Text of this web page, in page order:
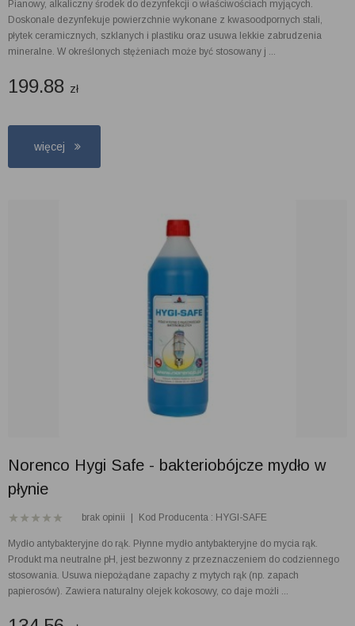
Pianowy, alkaliczny środek do dezynfekcji o właściwościach myjących.
Doskonale dezynfekuje powierzchnie wykonane z kwasoodpornych stali,
płytek ceramicznych, szklanych i plastiku oraz usuwa lekkie zabrudzenia
mineralne. W określonych stężeniach może być stosowany j ...
199.88 zł
więcej
Norenco Hygi Safe - bakteriobójcze mydło w
płynie
brak opinii Kod Producenta : HYGI-SAFE
Mydło antybakteryjne do rąk. Płynne mydło antybakteryjne do mycia rąk.
Produkt ma neutralne pH, jest bezwonny z przeznaczeniem do codziennego
stosowania. Usuwa niepożądane zapachy z mytych rąk (np. zapach
papierosów). Zawiera naturalny olejek kokosowy, co daje możli ...